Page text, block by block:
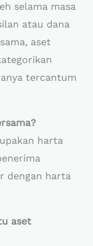
selama masa
atau dana
aset
tercantum
harta
dengan harta
aset